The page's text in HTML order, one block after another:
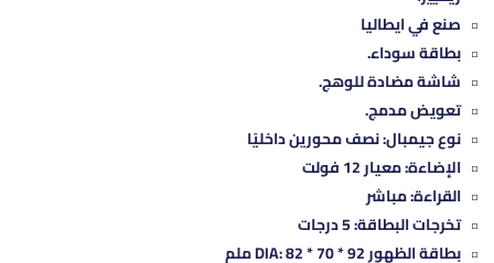
صنع في ايطاليا
بطاقة سوداء.
شاشة مضادة للوهج.
تعويض مدمج.
نوع جيمبال: نصف محورين داخليًا
الإضاءة: معيار 12 فولت
القراءة: مباشر
تخرجات البطاقة: 5 درجات
بطاقة الظهور DIA: 82 * 70 * 92 ملم